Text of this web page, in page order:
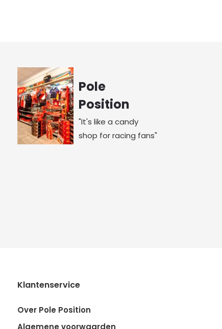
Pole
Position
"It's like a candy
shop for racing fans"
Klantenservice
Over Pole Position
Algemene voorwaarden